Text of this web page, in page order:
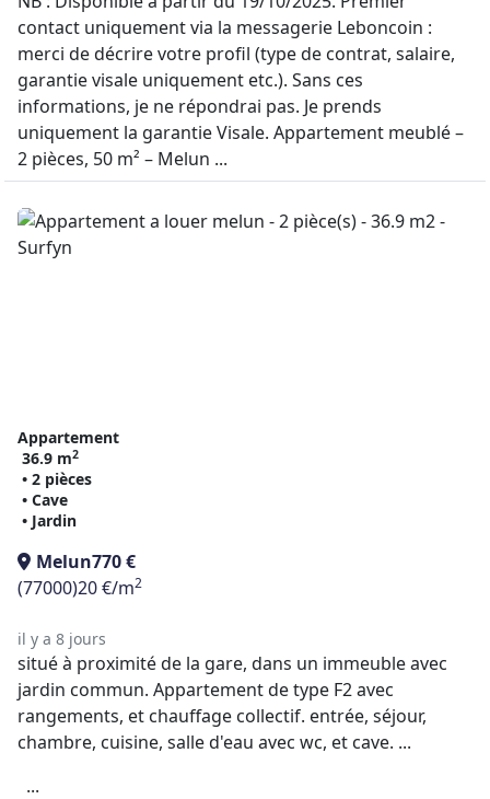
contact uniquement via la messagerie Leboncoin :
merci de décrire votre profil (type de contrat, salaire,
garantie visale uniquement etc.). Sans ces
informations, je ne répondrai pas. Je prends
uniquement la garantie Visale. Appartement meublé –
2 pièces, 50 m² – Melun ...
Appartement
36.9 m2
• 2 pièces
• Cave
• Jardin
Melun770 €
(77000)20 €/m2
il y a 8 jours
situé à proximité de la gare, dans un immeuble avec
jardin commun. Appartement de type F2 avec
rangements, et chauffage collectif. entrée, séjour,
chambre, cuisine, salle d'eau avec wc, et cave. ...
...